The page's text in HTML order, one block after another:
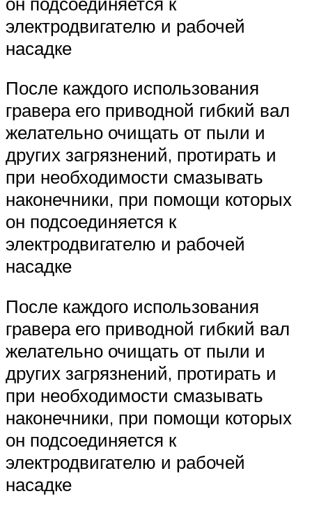
электродвигателю и рабочей
насадке
После каждого использования
гравера его приводной гибкий вал
желательно очищать от пыли и
других загрязнений, протирать и
при необходимости смазывать
наконечники, при помощи которых
он подсоединяется к
электродвигателю и рабочей
насадке
После каждого использования
гравера его приводной гибкий вал
желательно очищать от пыли и
других загрязнений, протирать и
при необходимости смазывать
наконечники, при помощи которых
он подсоединяется к
электродвигателю и рабочей
насадке